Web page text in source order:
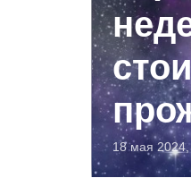
18 мая